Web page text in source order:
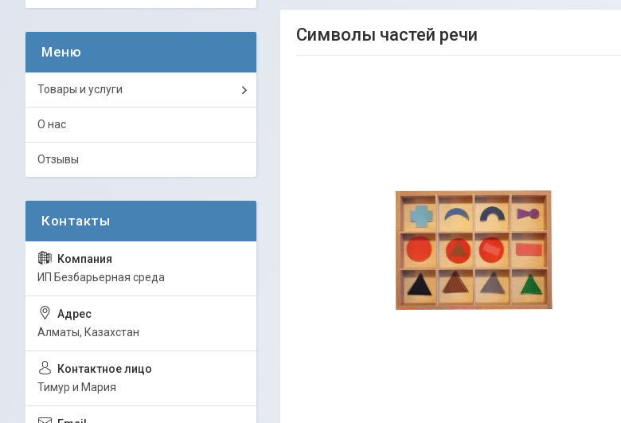
Символы частей речи
Товары и услуги
О нас
Отзывы
ИП Безбарьерная среда
Алматы, Казахстан
Тимур и Мария